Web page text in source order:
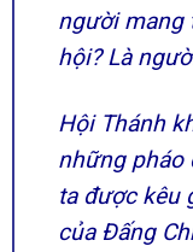
người mang
hội? Là
Hội Thánh
những pháo
ta được kêu
của Đấng